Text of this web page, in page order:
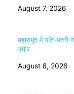
August 7, 2026
महासमुंद में पति-पत्नी
गंभीर
August 6, 2026